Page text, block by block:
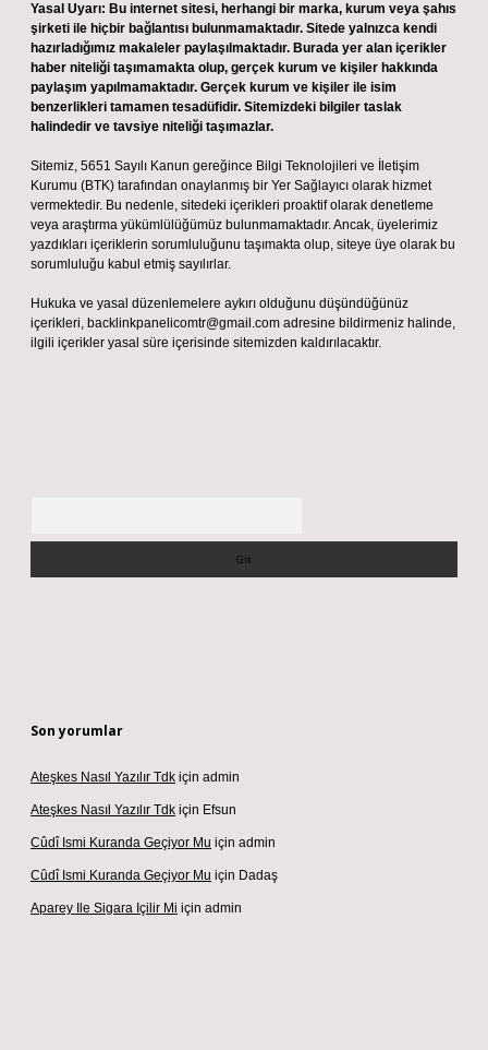
Yasal Uyarı: Bu internet sitesi, herhangi bir marka, kurum veya şahıs
şirketi ile hiçbir bağlantısı bulunmamaktadır. Sitede yalnızca kendi
hazırladığımız makaleler paylaşılmaktadır. Burada yer alan içerikler
haber niteliği taşımamakta olup, gerçek kurum ve kişiler hakkında
paylaşım yapılmamaktadır. Gerçek kurum ve kişiler ile isim
benzerlikleri tamamen tesadüfidir. Sitemizdeki bilgiler taslak
halindedir ve tavsiye niteliği taşımazlar.
Sitemiz, 5651 Sayılı Kanun gereğince Bilgi Teknolojileri ve İletişim
Kurumu (BTK) tarafından onaylanmış bir Yer Sağlayıcı olarak hizmet
vermektedir. Bu nedenle, sitedeki içerikleri proaktif olarak denetleme
veya araştırma yükümlülüğümüz bulunmamaktadır. Ancak, üyelerimiz
yazdıkları içeriklerin sorumluluğunu taşımakta olup, siteye üye olarak bu
sorumluluğu kabul etmiş sayılırlar.
Hukuka ve yasal düzenlemelere aykırı olduğunu düşündüğünüz
içerikleri, backlinkpanelicomtr@gmail.com adresine bildirmeniz halinde,
ilgili içerikler yasal süre içerisinde sitemizden kaldırılacaktır.
Son yorumlar
Ateşkes Nasıl Yazılır Tdk için admin
Ateşkes Nasıl Yazılır Tdk için Efsun
Cûdî Ismi Kuranda Geçiyor Mu için admin
Cûdî Ismi Kuranda Geçiyor Mu için Dadaş
Aparey Ile Sigara Içilir Mi için admin